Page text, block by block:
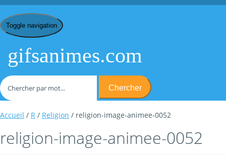
Toggle navigation
gifsanimes.com
Chercher
Accueil / R / Religion / religion-image-animee-0052
religion-image-animee-0052